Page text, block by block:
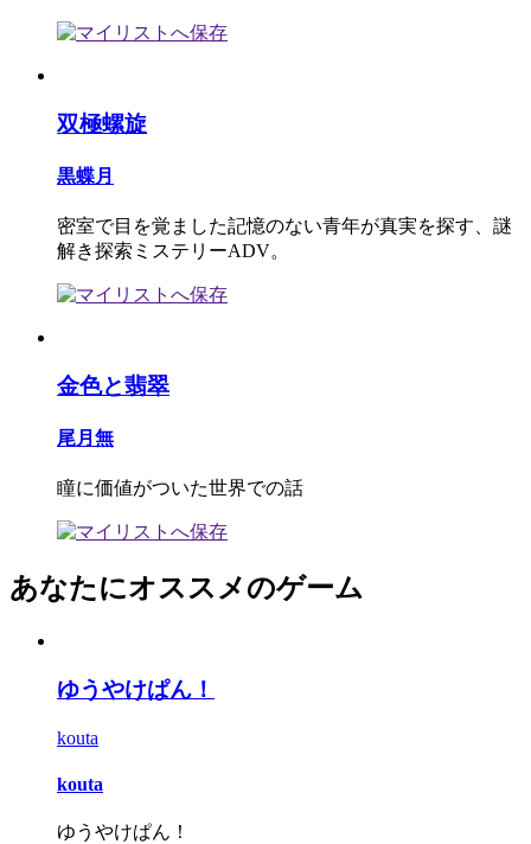
双極螺旋
黒蝶月
密室で目を覚ました記憶のない青年が真実を探す、謎
解き探索ミステリーADV。
金色と翡翠
尾月無
瞳に価値がついた世界での話
あなたにオススメのゲーム
ゆうやけぱん！
kouta
kouta
ゆうやけぱん！